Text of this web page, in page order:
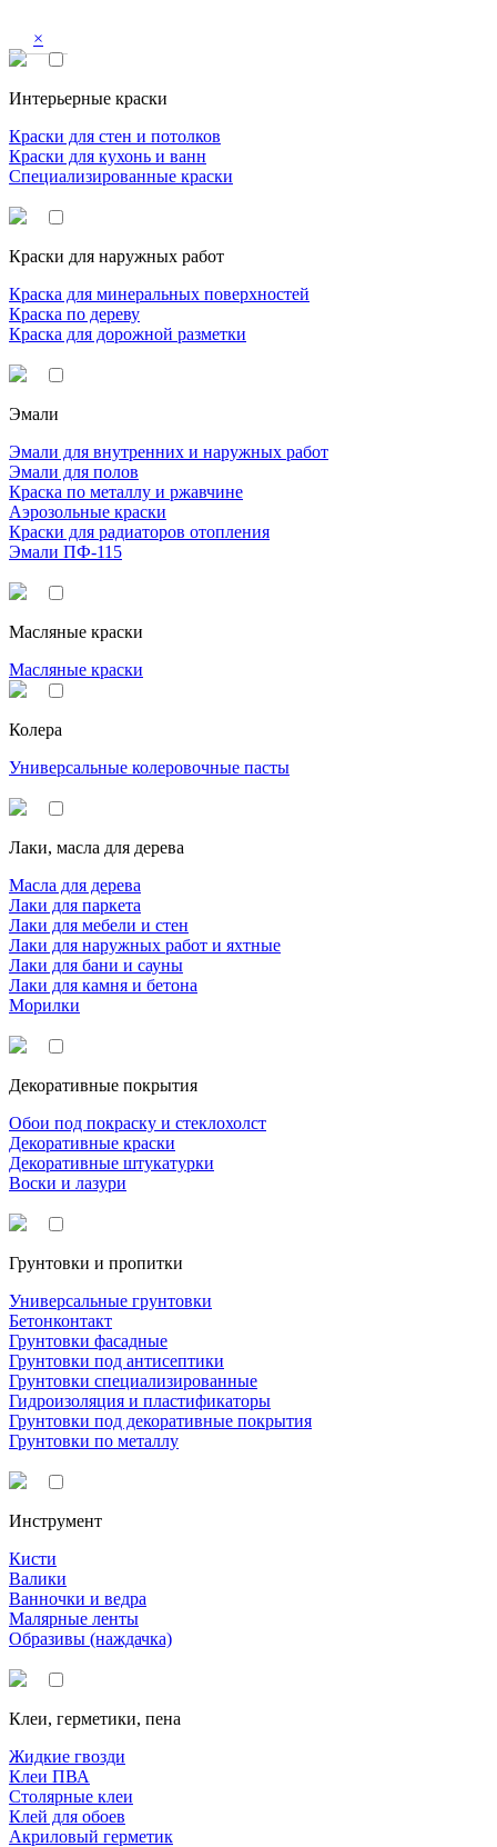
×
Интерьерные краски
Краски для стен и потолков
Краски для кухонь и ванн
Специализированные краски
Краски для наружных работ
Краска для минеральных поверхностей
Краска по дереву
Краска для дорожной разметки
Эмали
Эмали для внутренних и наружных работ
Эмали для полов
Краска по металлу и ржавчине
Аэрозольные краски
Краски для радиаторов отопления
Эмали ПФ-115
Масляные краски
Масляные краски
Колера
Универсальные колеровочные пасты
Лаки, масла для дерева
Масла для дерева
Лаки для паркета
Лаки для мебели и стен
Лаки для наружных работ и яхтные
Лаки для бани и сауны
Лаки для камня и бетона
Морилки
Декоративные покрытия
Обои под покраску и стеклохолст
Декоративные краски
Декоративные штукатурки
Воски и лазури
Грунтовки и пропитки
Универсальные грунтовки
Бетонконтакт
Грунтовки фасадные
Грунтовки под антисептики
Грунтовки специализированные
Гидроизоляция и пластификаторы
Грунтовки под декоративные покрытия
Грунтовки по металлу
Инструмент
Кисти
Валики
Ванночки и ведра
Малярные ленты
Образивы (наждачка)
Клеи, герметики, пена
Жидкие гвозди
Клеи ПВА
Столярные клеи
Клей для обоев
Акриловый герметик